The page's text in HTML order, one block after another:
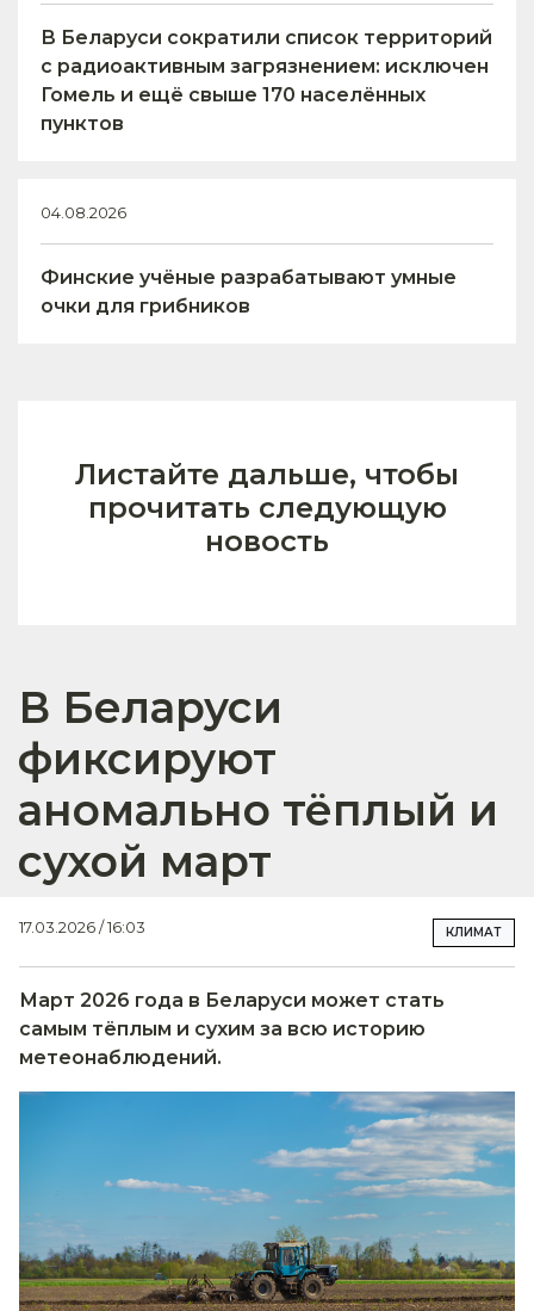
В Беларуси сократили список территорий
с радиоактивным загрязнением: исключен
Гомель и ещё свыше 170 населённых
пунктов
04.08.2026
Финские учёные разрабатывают умные
очки для грибников
Листайте дальше, чтобы
прочитать следующую
новость
В Беларуси
фиксируют
аномально тёплый и
сухой март
17.03.2026 / 16:03 КЛИМАТ
Март 2026 года в Беларуси может стать
самым тёплым и сухим за всю историю
метеонаблюдений.